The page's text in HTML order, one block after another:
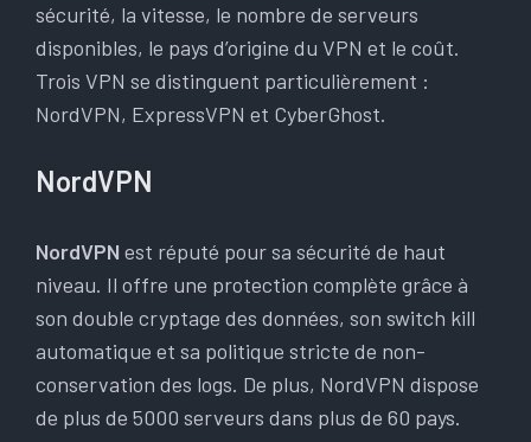
sécurité, la vitesse, le nombre de serveurs
disponibles, le pays d’origine du VPN et le coût.
Trois VPN se distinguent particulièrement :
NordVPN, ExpressVPN et CyberGhost.
NordVPN
NordVPN est réputé pour sa sécurité de haut
niveau. Il offre une protection complète grâce à
son double cryptage des données, son switch kill
automatique et sa politique stricte de non-
conservation des logs. De plus, NordVPN dispose
de plus de 5000 serveurs dans plus de 60 pays.